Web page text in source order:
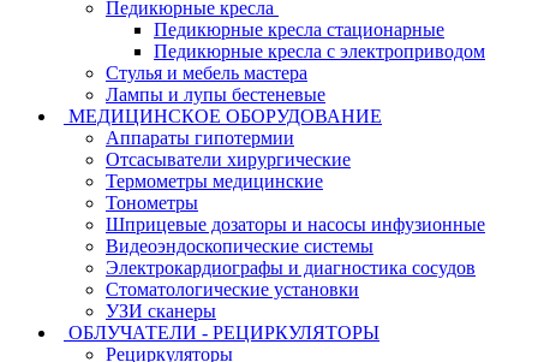
Педикюрные кресла
Педикюрные кресла стационарные
Педикюрные кресла с электроприводом
Стулья и мебель мастера
Лампы и лупы бестеневые
МЕДИЦИНСКОЕ ОБОРУДОВАНИЕ
Аппараты гипотермии
Отсасыватели хирургические
Термометры медицинские
Тонометры
Шприцевые дозаторы и насосы инфузионные
Видеоэндоскопические системы
Электрокардиографы и диагностика сосудов
Стоматологические установки
УЗИ сканеры
ОБЛУЧАТЕЛИ - РЕЦИРКУЛЯТОРЫ
Рециркуляторы